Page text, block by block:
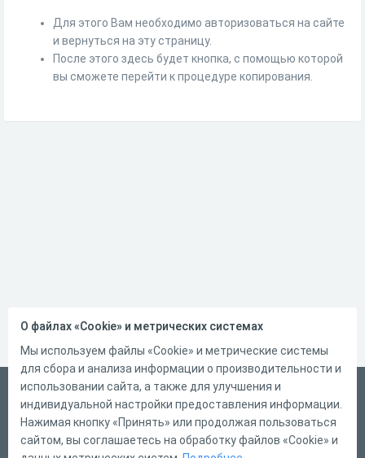
Для этого Вам необходимо авторизоваться на сайте
и вернуться на эту страницу.
После этого здесь будет кнопка, с помощью которой
вы сможете перейти к процедуре копирования.
Русский
Справка
Форма обратной связи
О файлах «Cookie» и метрических системах
Мы используем файлы «Cookie» и метрические системы
для сбора и анализа информации о производительности и
использовании сайта, а также для улучшения и
индивидуальной настройки предоставления информации.
Нажимая кнопку «Принять» или продолжая пользоваться
сайтом, вы соглашаетесь на обработку файлов «Cookie» и